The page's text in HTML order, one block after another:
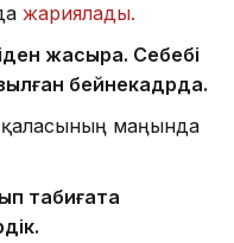
жариялады.
жақсырақ. Себебі
бейнекадрда.
қаласының маңында
табиғатқа